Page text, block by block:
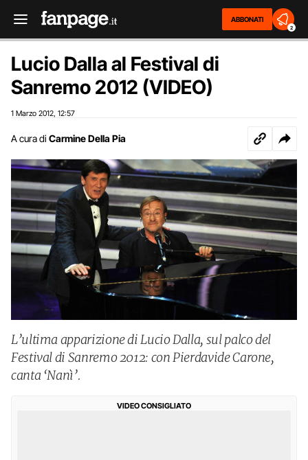
ABBONATI
2
Lucio Dalla al Festival di
Sanremo 2012 (VIDEO)
1 Marzo 2012 12:57
A cura di Carmine Della Pia
L’ultima apparizione di Lucio Dalla, sul palco del
Festival di Sanremo 2012: con Pierdavide Carone,
canta ‘Nanì’.
VIDEO CONSIGLIATO